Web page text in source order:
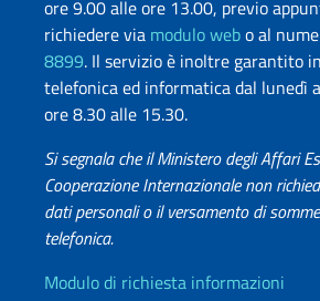
ore 9.00 alle ore 13.00, previo
richiedere via modulo webo al
8899. Il servizio è inoltre garantito
telefonica ed informatica dal lunedì
ore 8.30 alle 15.30.
Si segnala che il Ministero degli Affari
Cooperazione Internazionale non
dati personali o il versamento di
telefonica.
Info utili
Modulo di richiesta informazioni